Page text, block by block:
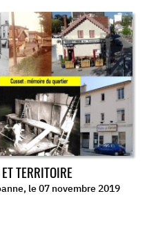
TERRITOIRE
le 07 novembre 2019